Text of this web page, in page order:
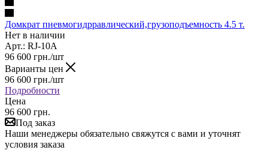
Домкрат пневмогидрравлический,грузоподъемность 4.5 т.
Нет в наличии
Арт.: RJ-10А
96 600 грн./шт
Варианты цен
96 600 грн./шт
Подробности
Цена
96 600 грн.
Под заказ
Наши менеджеры обязательно свяжутся с вами и уточнят
условия заказа